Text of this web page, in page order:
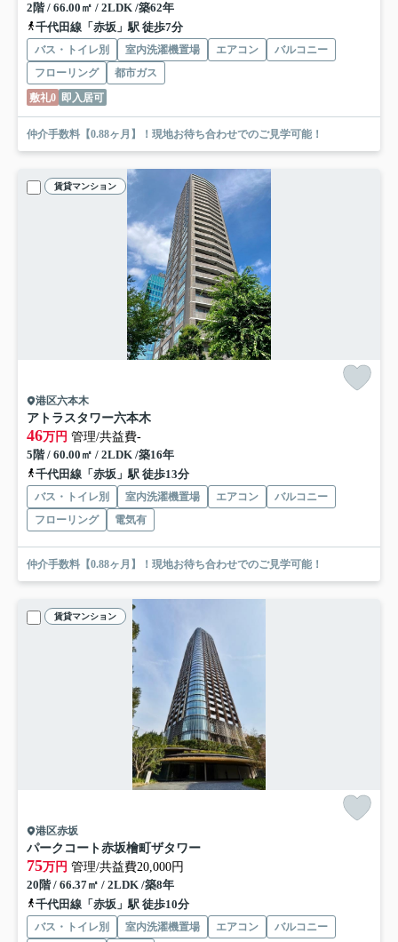
2階 / 66.00㎡ / 2LDK /築62年
千代田線「赤坂」駅 徒歩7分
バス・トイレ別 室内洗濯機置場 エアコン
バルコニー
フローリング
都市ガス
敷礼0 即入居可
仲介手数料【0.88ヶ月】！現地お待ち合わせでのご見学可能！
賃貸マンション
港区六本木
アトラスタワー六本木
46万円 管理/共益費-
5階 / 60.00㎡ / 2LDK /築16年
千代田線「赤坂」駅 徒歩13分
バス・トイレ別 室内洗濯機置場 エアコン
バルコニー
フローリング
電気有
仲介手数料【0.88ヶ月】！現地お待ち合わせでのご見学可能！
賃貸マンション
港区赤坂
パークコート赤坂檜町ザタワー
75万円 管理/共益費20,000円
20階 / 66.37㎡ / 2LDK /築8年
千代田線「赤坂」駅 徒歩10分
バス・トイレ別 室内洗濯機置場 エアコン バルコニー